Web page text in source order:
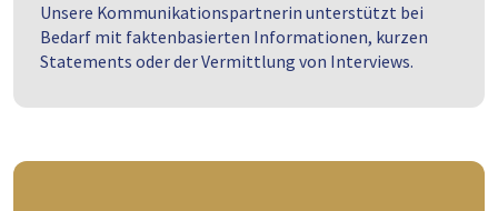
Unsere Kommunikationspartnerin unterstützt bei
Bedarf mit faktenbasierten Informationen, kurzen
Statements oder der Vermittlung von Interviews.